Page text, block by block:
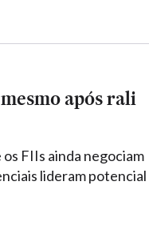
após rali
FIIs ainda negociam
lideram potencial